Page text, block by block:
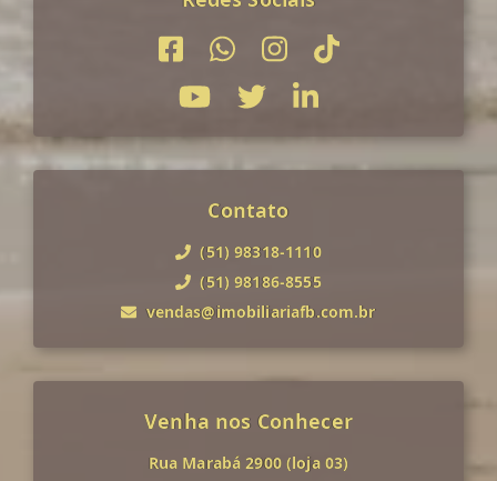
Contato
(51) 98318-1110
(51) 98186-8555
vendas@imobiliariafb.com.br
Venha nos Conhecer
Rua Marabá 2900 (loja 03)